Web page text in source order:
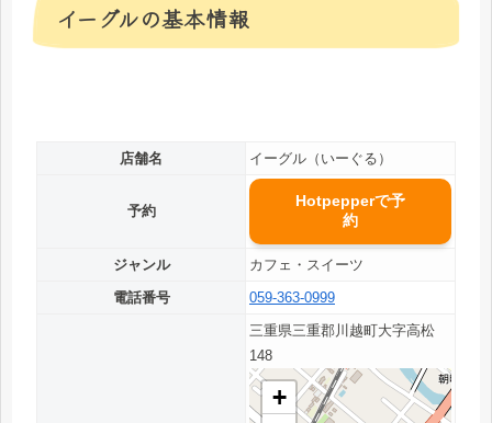
イーグルの基本情報
店舗名 イーグル（いーぐる）
予約
Hotpepperで予
約
ジャンル
カフェ・スイーツ
電話番号
059-363-0999
三重県三重郡川越町大字高松
148
+